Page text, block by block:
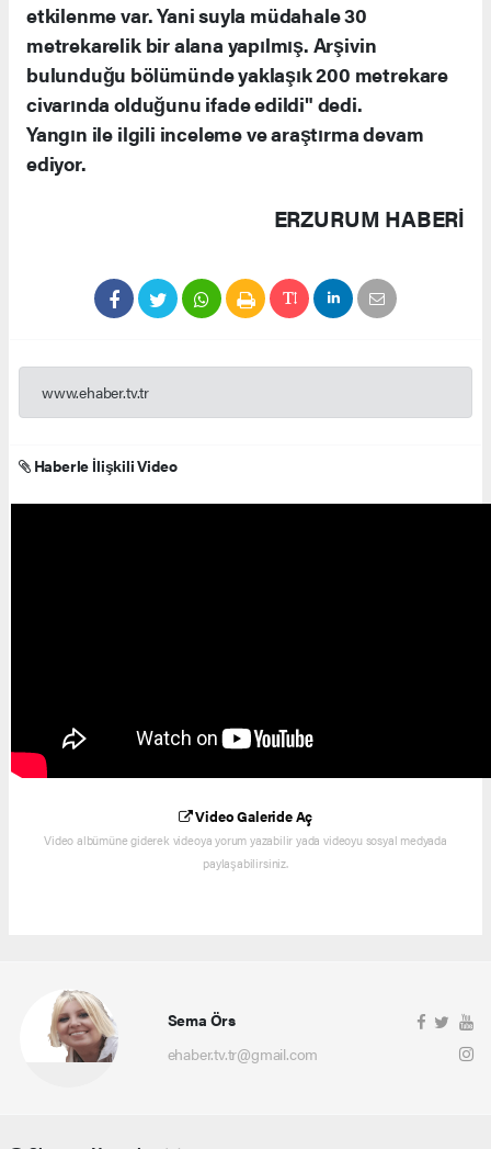
etkilenme var. Yani suyla müdahale 30
metrekarelik bir alana yapılmış. Arşivin
bulunduğu bölümünde yaklaşık 200 metrekare
civarında olduğunu ifade edildi" dedi.
Yangın ile ilgili inceleme ve araştırma devam
ediyor.
ERZURUM HABERİ
www.ehaber.tv.tr
Haberle İlişkili Video
Video Galeride Aç
Video albümüne giderek videoya yorum yazabilir yada videoyu sosyal medyada
paylaşabilirsiniz.
Sema Örs
ehaber.tv.tr@gmail.com